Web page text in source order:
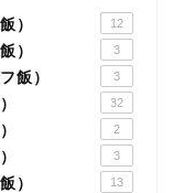
） 12
） 3
飯） 3
32
2
3
） 13